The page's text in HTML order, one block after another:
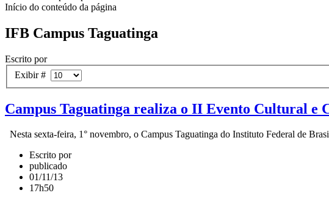
Início do conteúdo da página
IFB Campus Taguatinga
Escrito por
Exibir #
Campus Taguatinga realiza o II Evento Cultural e
Nesta sexta-feira, 1° novembro, o Campus Taguatinga do Instituto Federal de
Escrito por
publicado
01/11/13
17h50